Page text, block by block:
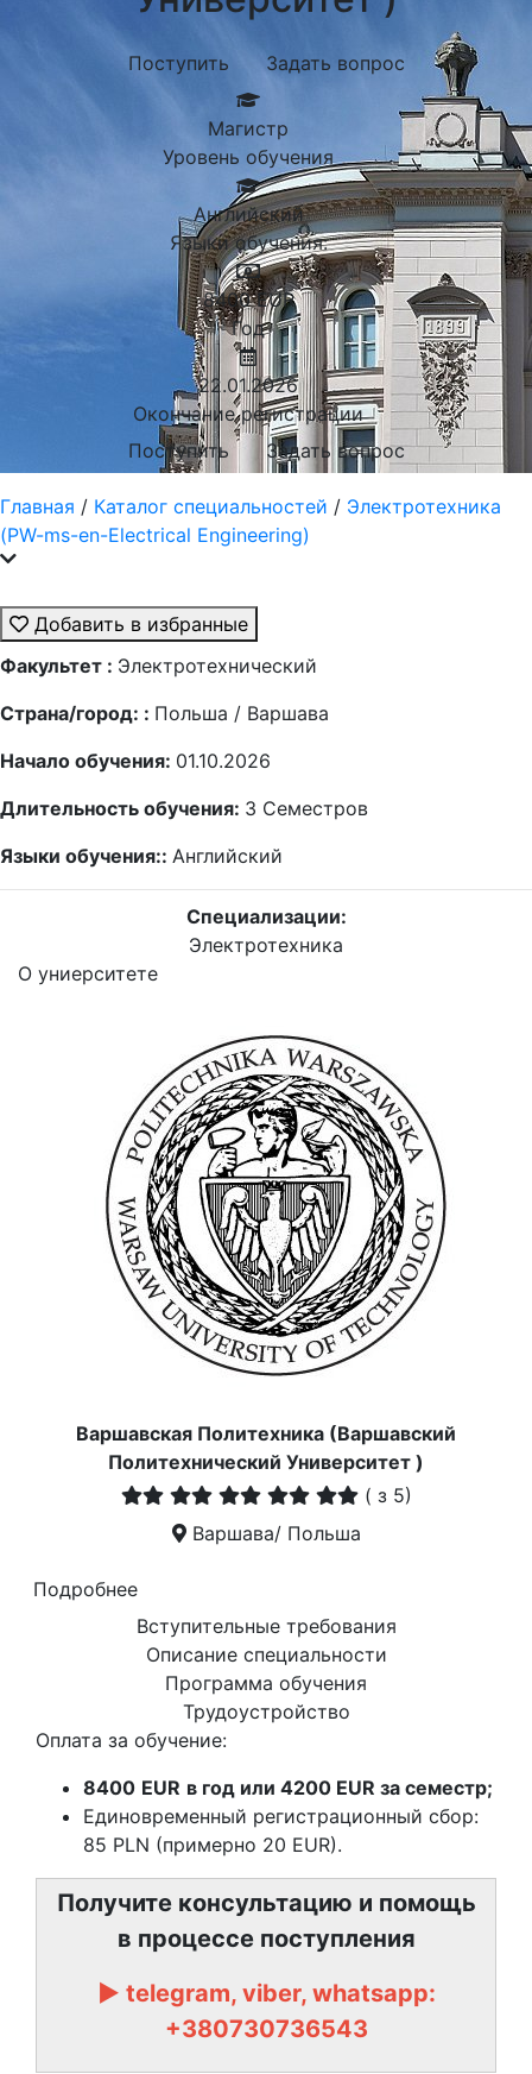
Поступить Задать вопрос
Магистр
Уровень обучения
Английский
Языки обучения:
8400 EUR
Год
22.01.2026
Окончание регистрации
Поступить
Задать вопрос
Главная / Каталог специальностей / Электротехника
(PW-ms-en-Electrical Engineering)
Добавить в избранные
Факультет : Электротехнический
Страна/город: : Польша / Варшава
Начало обучения: 01.10.2026
Длительность обучения: 3 Семестров
Языки обучения:: Английский
Специализации:
Электротехника
О униерситете
Варшавская Политехника (Варшавский
Политехнический Университет )
( з 5)
Варшава/ Польша
Подробнее
Вступительные требования
Описание специальности
Программа обучения
Трудоустройство
Оплата за обучение:
8400 EUR в год или 4200 EUR за семестр;
Единовременный регистрационный сбор:
85 PLN (примерно 20 EUR).
Получите консультацию и помощь
в процессе поступления
► telegram, viber, whatsapp:
+380730736543